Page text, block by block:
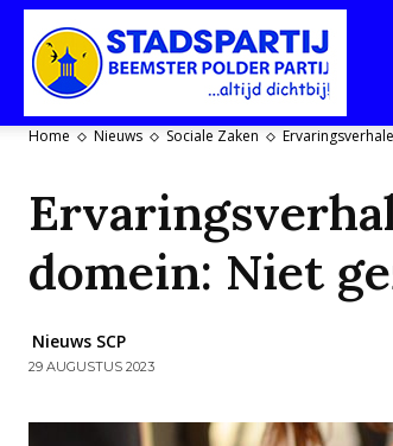
Home Nieuws Sociale Zaken
domein: Niet
Nieuws SCP
29 AUGUSTUS 2023